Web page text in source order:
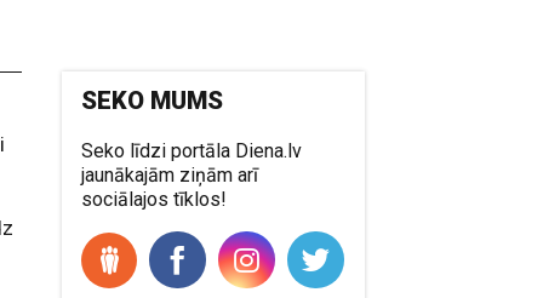
SEKO MUMS
Seko līdzi portāla Diena.lv
jaunākajām ziņām arī
sociālajos tīklos!